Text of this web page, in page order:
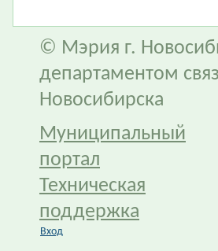
© Мэрия г.
департаментом
Новосибирска
Муниципальный
портал
Техническая
поддержка
Вход